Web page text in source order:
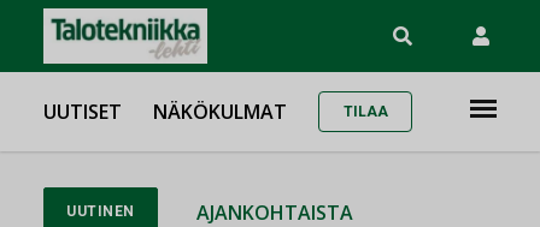
UUTISET NÄKÖKULMAT TILAA
UUTINEN AJANKOHTAISTA